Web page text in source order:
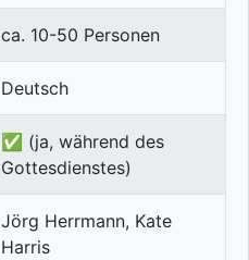
ca. 10-50 Personen
Deutsch
✅ (ja, während des
Gottesdienstes)
Jörg Herrmann, Kate
Harris